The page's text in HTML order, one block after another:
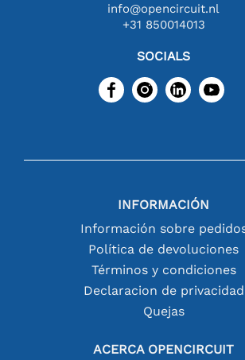
info@opencircuit.nl
+31 850014013
SOCIALS
INFORMACIÓN
Información sobre
Política de devoluciones
Términos y condiciones
Declaracion de privacidad
Quejas
ACERCA OPENCIRCUIT